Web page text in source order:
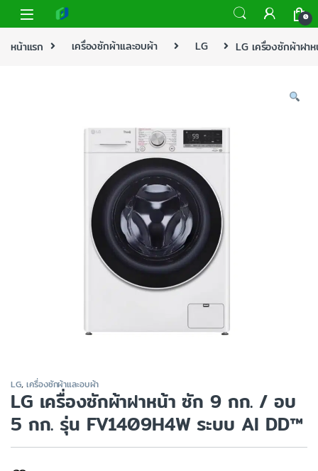
0
หน้าแรก เครื่องซักผ้าและอบผ้า LG LG เครื่องซักผ้าฝ
LG,เครื่องซักผ้าและอบผ้า
LG เครื่องซักผ้าฝาหน้า ซัก 9 กก. / อบ
5 กก. รุ่น FV1409H4W ระบบ AI DD™